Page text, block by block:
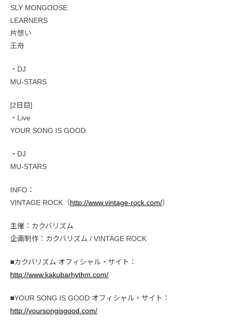
SLY MONGOOSE
LEARNERS
片想い
王舟
・DJ
MU-STARS
[2日目]
・Live
YOUR SONG IS GOOD
・DJ
MU-STARS
INFO：
VINTAGE ROCK（http://www.vintage-rock.com/）
主催：カクバリズム
企画制作：カクバリズム / VINTAGE ROCK
■カクバリズム オフィシャル・サイト：
http://www.kakubarhythm.com/
■YOUR SONG IS GOOD オフィシャル・サイト：
http://yoursongisgood.com/